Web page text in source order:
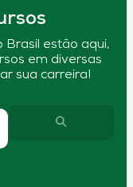
Brasil estão aqui,
em diversas
sua carreira!